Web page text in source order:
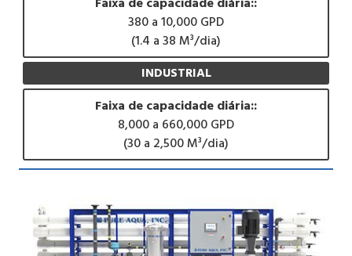
380 a 10,000 GPD
(1.4 a 38 M³/dia)
INDUSTRIAL
Faixa de capacidade diária::
8,000 a 660,000 GPD
(30 a 2,500 M³/dia)